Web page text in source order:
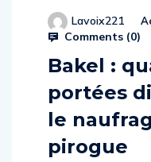
Lavoix221
Comments (0)
Bakel :
portées
le
pirogue